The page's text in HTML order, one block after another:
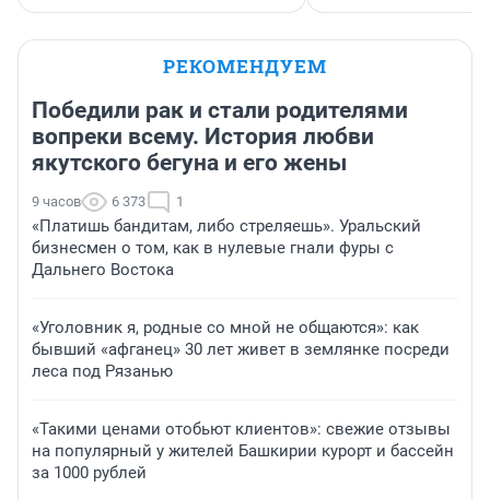
РЕКОМЕНДУЕМ
Победили рак и стали родителями
вопреки всему. История любви
якутского бегуна и его жены
9 часов 6 373 1
«Платишь бандитам, либо стреляешь». Уральский
бизнесмен о том, как в нулевые гнали фуры с
Дальнего Востока
«Уголовник я, родные со мной не общаются»: как
бывший «афганец» 30 лет живет в землянке посреди
леса под Рязанью
«Такими ценами отобьют клиентов»: свежие отзывы
на популярный у жителей Башкирии курорт и бассейн
за 1000 рублей